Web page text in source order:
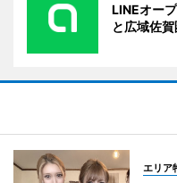
LINEオー
と広域佐
エリア